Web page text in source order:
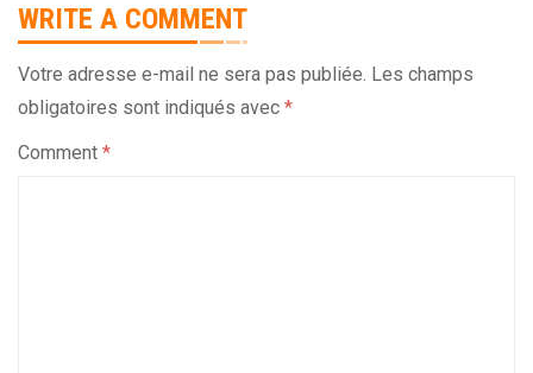
WRITE A COMMENT
Votre adresse e-mail ne sera pas publiée. Les champs
obligatoires sont indiqués avec *
Comment *